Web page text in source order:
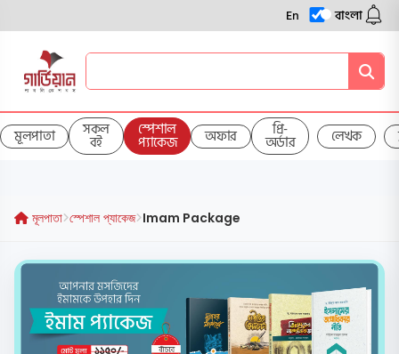
En বাংলা
মূলপাতা সকল
বই
স্পেশাল
প্যাকেজ অফার প্রি-
অর্ডার লেখক
মূলপাতা স্পেশাল প্যাকেজ Imam Package